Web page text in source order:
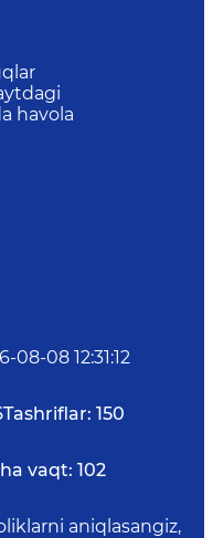
havola
08-08 12:31:12
Tashriflar: 150
vaqt: 102
aniqlasangiz,